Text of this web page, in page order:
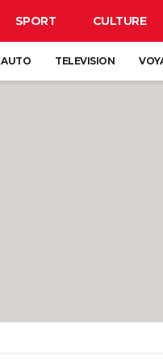
SPORT CULTURE
AUTO TELEVISION